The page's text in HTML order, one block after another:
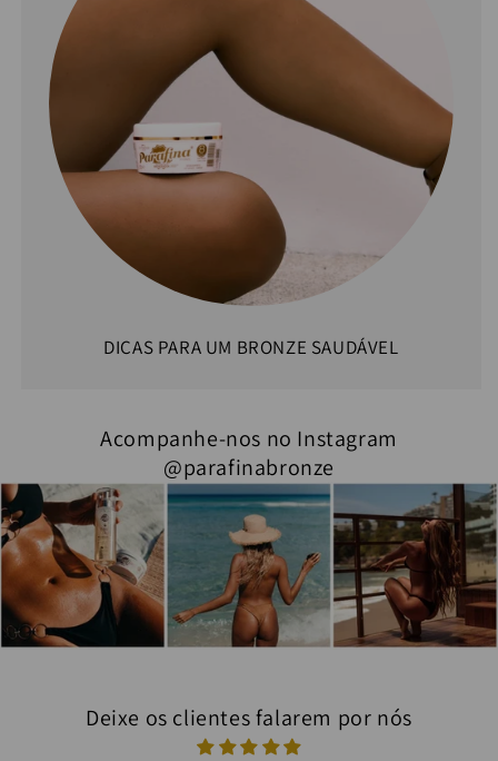
DICAS PARA UM BRONZE SAUDÁVEL
Acompanhe-nos no Instagram
@parafinabronze
Deixe os clientes falarem por nós